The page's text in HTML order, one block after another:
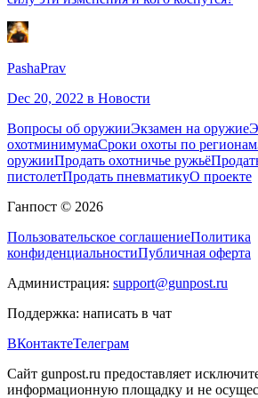
PashaPrav
Dec 20, 2022 в Новости
Вопросы об оружииЭкзамен на оружие
охотминимумаСроки охоты по регионам
оружииПродать охотничье ружьё
пистолетПродать пневматикуО проекте
Ганпост © 2026
Пользовательское соглашениеПолитика
конфиденциальностиПубличная оферта
Администрация: support@gunpost.ru
Поддержка: написать в чат
ВКонтактеТелеграм
Сайт gunpost.ru предоставляет
информационную площадку и не